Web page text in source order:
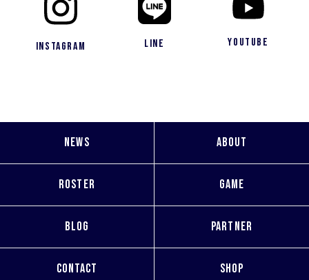
Instagram LINE YouTube
NEWS ABOUT
ROSTER GAME
BLOG PARTNER
CONTACT SHOP